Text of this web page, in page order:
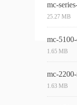
mc-
25.27 MB
mc-
1.65 MB
mc-
1.63 MB